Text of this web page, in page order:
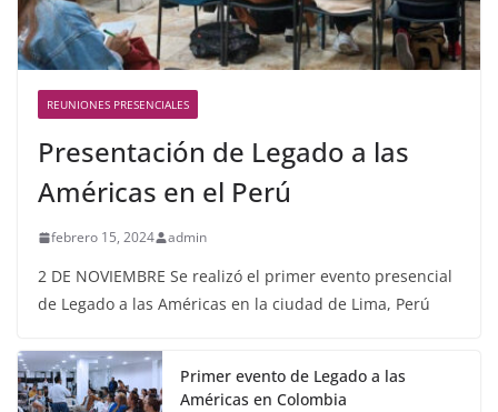
REUNIONES PRESENCIALES
Presentación de Legado a las
Américas en el Perú
febrero 15, 2024 admin
2 DE NOVIEMBRE Se realizó el primer evento presencial
de Legado a las Américas en la ciudad de Lima, Perú
Primer evento de Legado a las
Américas en Colombia